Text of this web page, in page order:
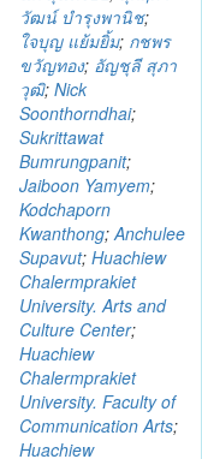
วัฒน์ บำรุงพานิช;
ใจบุญ แย้มยิ้ม; กชพร
ขวัญทอง; อัญชุลี สุภา
วุฒิ; Nick
Soonthorndhai;
Sukrittawat
Bumrungpanit;
Jaiboon Yamyem;
Kodchaporn
Kwanthong;Anchulee
Supavut; Huachiew
Chalermprakiet
University. Arts and
Culture Center;
Huachiew
Chalermprakiet
University. Faculty of
Communication Arts;
Huachiew